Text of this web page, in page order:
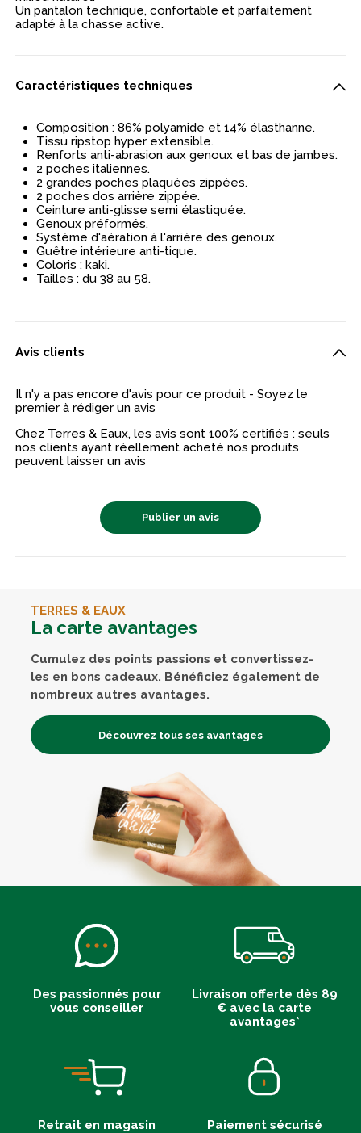
Un pantalon technique, confortable et parfaitement
adapté à la chasse active.
Caractéristiques techniques
Composition : 86% polyamide et 14% élasthanne.
Tissu ripstop hyper extensible.
Renforts anti-abrasion aux genoux et bas de jambes.
2 poches italiennes.
2 grandes poches plaquées zippées.
2 poches dos arrière zippée.
Ceinture anti-glisse semi élastiquée.
Genoux préformés.
Système d'aération à l'arrière des genoux.
Guêtre intérieure anti-tique.
Coloris : kaki.
Tailles : du 38 au 58.
Avis clients
Il n'y a pas encore d'avis pour ce produit - Soyez le
premier à rédiger un avis
Chez Terres & Eaux, les avis sont 100% certifiés : seuls
nos clients ayant réellement acheté nos produits
peuvent laisser un avis
Publier un avis
TERRES & EAUX
La carte avantages
Cumulez des points passions et convertissez-
les en bons cadeaux. Bénéficiez également de
nombreux autres avantages.
Découvrez tous ses avantages
Des passionnés pour
vous conseiller
Livraison offerte dès 89
€ avec la carte
avantages*
Retrait en magasin Paiement sécurisé